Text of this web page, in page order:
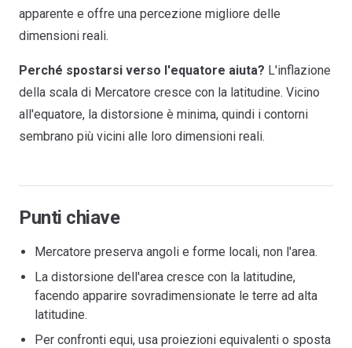
apparente e offre una percezione migliore delle
dimensioni reali.
Perché spostarsi verso l'equatore aiuta? L'inflazione
della scala di Mercatore cresce con la latitudine. Vicino
all'equatore, la distorsione è minima, quindi i contorni
sembrano più vicini alle loro dimensioni reali.
Punti chiave
Mercatore preserva angoli e forme locali, non l'area.
La distorsione dell'area cresce con la latitudine,
facendo apparire sovradimensionate le terre ad alta
latitudine.
Per confronti equi, usa proiezioni equivalenti o sposta